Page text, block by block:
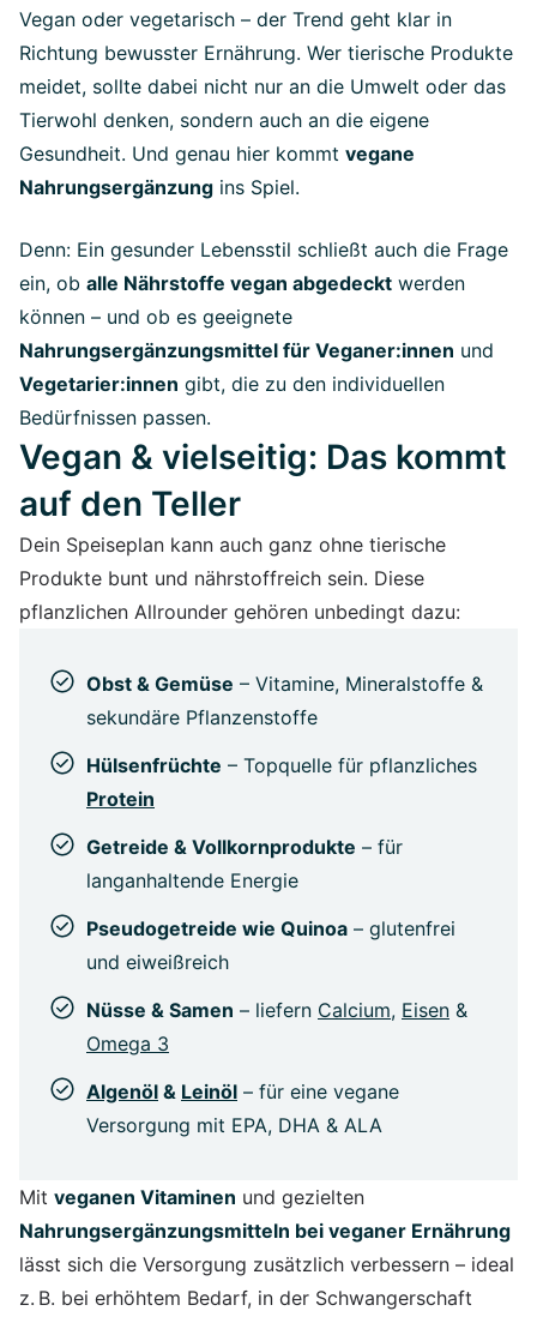
Vegan oder vegetarisch – der Trend geht klar in
Richtung bewusster Ernährung. Wer tierische Produkte
meidet, sollte dabei nicht nur an die Umwelt oder das
Tierwohl denken, sondern auch an die eigene
Gesundheit. Und genau hier kommt vegane
Nahrungsergänzung ins Spiel.
Denn: Ein gesunder Lebensstil schließt auch die Frage
ein, ob alle Nährstoffe vegan abgedeckt werden
können – und ob es geeignete
Nahrungsergänzungsmittel für Veganer:innen und
Vegetarier:innen gibt, die zu den individuellen
Bedürfnissen passen.
Vegan & vielseitig: Das kommt
auf den Teller
Dein Speiseplan kann auch ganz ohne tierische
Produkte bunt und nährstoffreich sein. Diese
pflanzlichen Allrounder gehören unbedingt dazu:
Obst & Gemüse – Vitamine, Mineralstoffe &
sekundäre Pflanzenstoffe
Hülsenfrüchte – Topquelle für pflanzliches
Protein
Getreide & Vollkornprodukte – für
langanhaltende Energie
Pseudogetreide wie Quinoa – glutenfrei
und eiweißreich
Nüsse & Samen – liefern Calcium, Eisen &
Omega 3
Algenöl & Leinöl – für eine vegane
Versorgung mit EPA, DHA & ALA
Mit veganen Vitaminen und gezielten
Nahrungsergänzungsmitteln bei veganer Ernährung
lässt sich die Versorgung zusätzlich verbessern – ideal
z. B. bei erhöhtem Bedarf, in der Schwangerschaft